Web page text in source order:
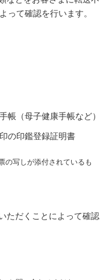
って確認を行います。
帳（母子健康手帳など）
の印鑑登録証明書
の写しが添付されているも
ただくことによって確認